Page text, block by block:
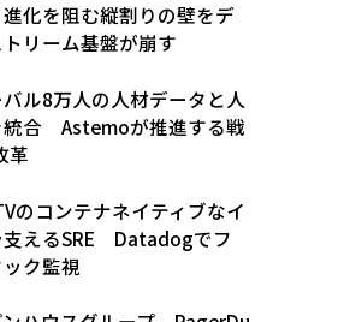
化を阻む縦割りの壁をデ
リーム基盤が崩す
ル8万人の人材データと人
統合 Astemoが推進する戦
革
のコンテナネイティブなイ
支えるSRE Datadogでフ
ク監視